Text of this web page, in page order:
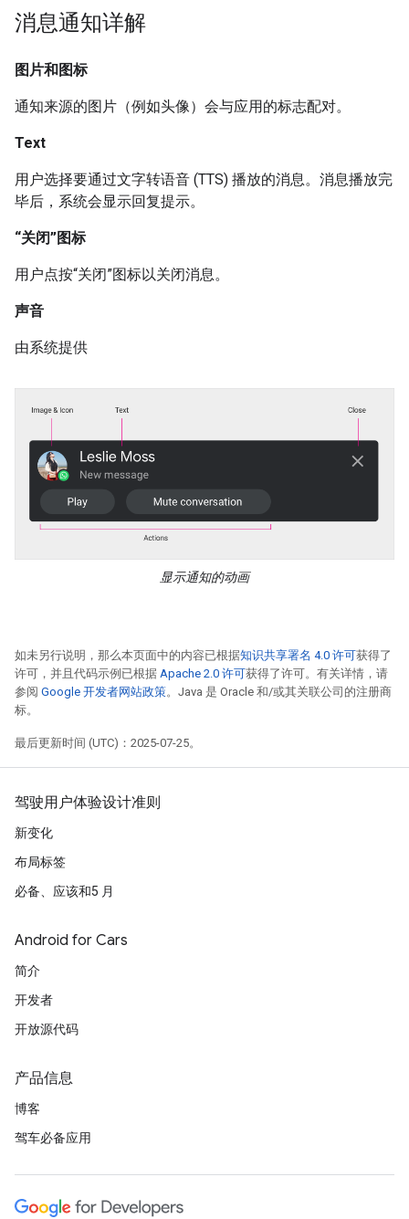
消息通知详解
图片和图标
通知来源的图片（例如头像）会与应用的标志配对。
Text
用户选择要通过文字转语音 (TTS) 播放的消息。消息播放完
毕后，系统会显示回复提示。
“关闭”图标
用户点按“关闭”图标以关闭消息。
声音
由系统提供
显示通知的动画
如未另行说明，那么本页面中的内容已根据知识共享署名 4.0 许可获得了
许可，并且代码示例已根据 Apache 2.0 许可获得了许可。有关详情，请
参阅 Google 开发者网站政策。Java 是 Oracle 和/或其关联公司的注册商
标。
最后更新时间 (UTC)：2025-07-25。
驾驶用户体验设计准则
新变化
布局标签
必备、应该和5 月
Android for Cars
简介
开发者
开放源代码
产品信息
博客
驾车必备应用